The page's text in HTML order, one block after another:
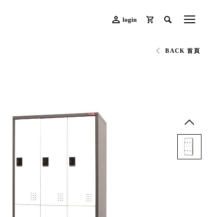
login
BACK 首頁